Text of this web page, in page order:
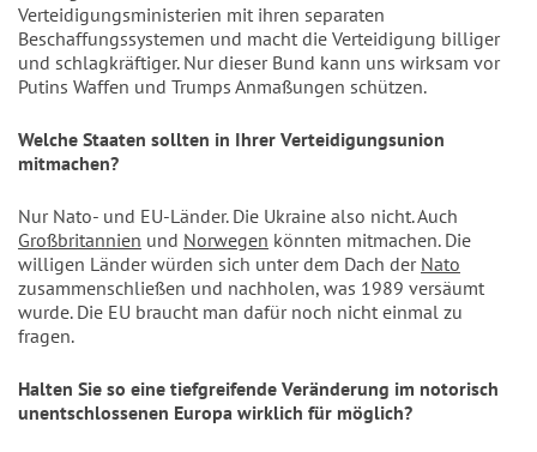
Verteidigungsministerien mit ihren separaten
Beschaffungssystemen und macht die Verteidigung billiger
und schlagkräftiger. Nur dieser Bund kann uns wirksam vor
Putins Waffen und Trumps Anmaßungen schützen.
Welche Staaten sollten in Ihrer Verteidigungsunion
mitmachen?
Nur Nato- und EU-Länder. Die Ukraine also nicht. Auch
Großbritannien und Norwegen könnten mitmachen. Die
willigen Länder würden sich unter dem Dach der Nato
zusammenschließen und nachholen, was 1989 versäumt
wurde. Die EU braucht man dafür noch nicht einmal zu
fragen.
Halten Sie so eine tiefgreifende Veränderung im notorisch
unentschlossenen Europa wirklich für möglich?